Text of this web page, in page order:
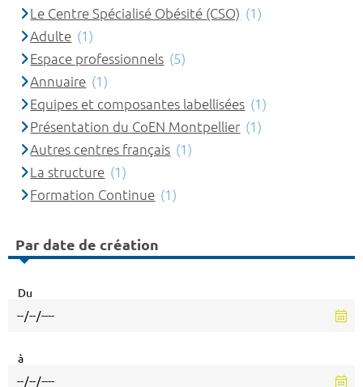
Le Centre Spécialisé Obésité (CSO) (1)
Adulte (1)
Espace professionnels (5)
Annuaire (1)
Equipes et composantes labellisées (1)
Présentation du CoEN Montpellier (1)
Autres centres français (1)
La structure (1)
Formation Continue (1)
Par date de création
Du
à